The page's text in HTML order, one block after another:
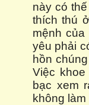
này có
thích thú
mệnh
yêu phải
hồn
Việc
bạc xem
không